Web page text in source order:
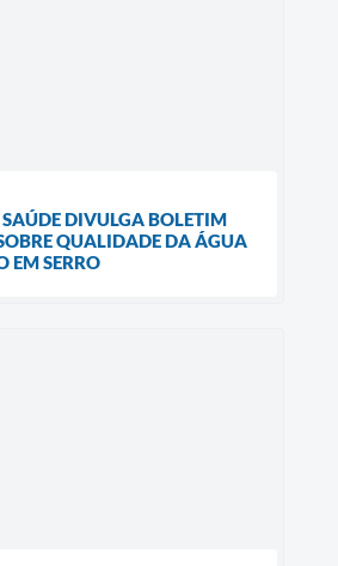
DIVULGA BOLETIM
QUALIDADE DA ÁGUA
EM SERRO